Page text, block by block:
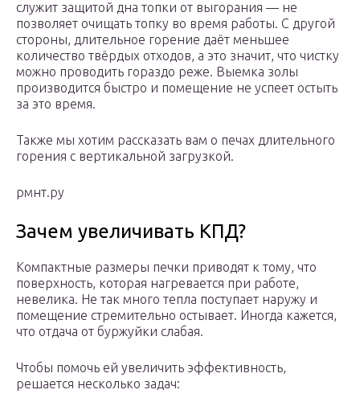
служит защитой дна топки от выгорания — не
позволяет очищать топку во время работы. С другой
стороны, длительное горение даёт меньшее
количество твёрдых отходов, а это значит, что чистку
можно проводить гораздо реже. Выемка золы
производится быстро и помещение не успеет остыть
за это время.
Также мы хотим рассказать вам о печах длительного
горения с вертикальной загрузкой.
рмнт.ру
Зачем увеличивать КПД?
Компактные размеры печки приводят к тому, что
поверхность, которая нагревается при работе,
невелика. Не так много тепла поступает наружу и
помещение стремительно остывает. Иногда кажется,
что отдача от буржуйки слабая.
Чтобы помочь ей увеличить эффективность,
решается несколько задач: